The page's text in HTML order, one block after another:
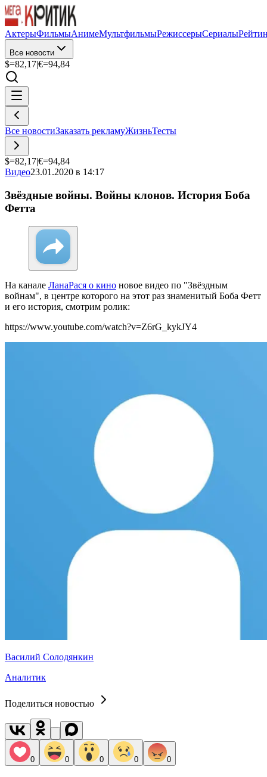
АктерыФильмыАнимеМультфильмыРежиссерыСериалы
Все новости
$=82,17|€=94,84
Все новостиЗаказать рекламуЖизньТесты
$=82,17|€=94,84
Видео23.01.2020 в 14:17
Звёздные войны. Войны клонов. История Боба
Фетта
На канале ЛанаРася о кино новое видео по "Звёздным
войнам", в центре которого на этот раз знаменитый Боба Фетт
и его история, смотрим ролик:
https://www.youtube.com/watch?v=Z6rG_kykJY4
Василий Солодянкин
Аналитик
Поделиться новостью
0 0 0 0 0